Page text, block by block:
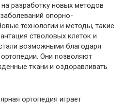
разработку новых методов
опорно-
технологии и методы, такие
стволовых клеток и
возможными благодаря
Они позволяют
ткани и оздоравливать
ортопедия играет